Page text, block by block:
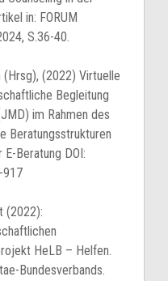
in: FORUM
S.36-40.
(Hrsg), (2022) Virtuelle
Begleitung
im Rahmen des
Beratungsstrukturen
Beratung DOI:
917
(2022):
HeLB – Helfen.
Bundesverbands.